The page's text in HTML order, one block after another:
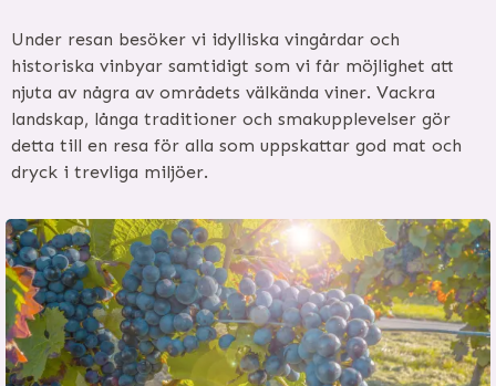
Under resan besöker vi idylliska vingårdar och
historiska vinbyar samtidigt som vi får möjlighet att
njuta av några av områdets välkända viner. Vackra
landskap, långa traditioner och smakupplevelser gör
detta till en resa för alla som uppskattar god mat och
dryck i trevliga miljöer.